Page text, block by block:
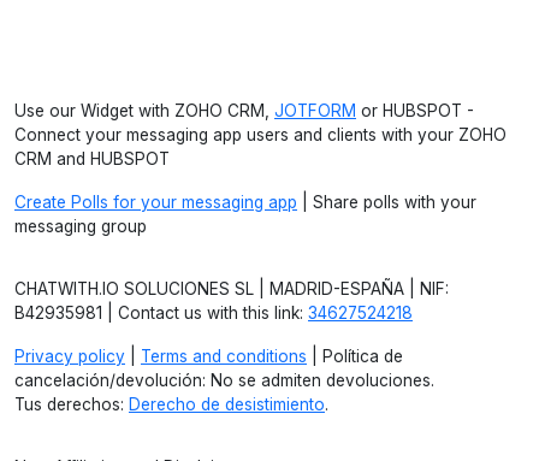
Use our Widget with ZOHO CRM, JOTFORM or HUBSPOT -
Connect your messaging app users and clients with your ZOHO
CRM and HUBSPOT
Create Polls for your messaging app | Share polls with your
messaging group
CHATWITH.IO SOLUCIONES SL | MADRID-ESPAÑA | NIF:
B42935981 | Contact us with this link: 34627524218
Privacy policy Terms and conditions | Política de
cancelación/devolución: No se admiten devoluciones.
Tus derechos: Derecho de desistimiento.